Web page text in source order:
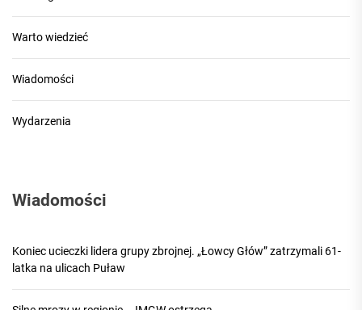
Warto wiedzieć
Wiadomości
Wydarzenia
Wiadomości
Koniec ucieczki lidera grupy zbrojnej. „Łowcy Głów” zatrzymali 61-
latka na ulicach Puław